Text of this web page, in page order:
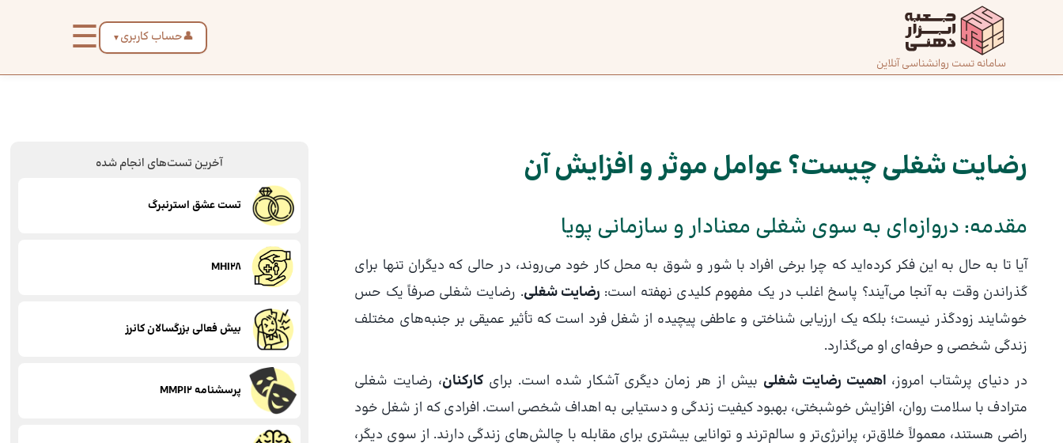
سامانه تست روانشناسی آنلاین
👤حساب کاربری ▼
☰
صفحه
ما
با ما
دسته‌بندی
تست‌ها
رضایت شغلی چیست؟ عوامل موثر و افزایش آن
مقدمه: دروازه‌ای به سوی شغلی معنادار و سازمانی پویا
آیا تا به حال به این فکر کرده‌اید که چرا برخی افراد با شور و شوق به محل کار خود می‌روند، در حالی که دیگران تنها برای
گذراندن وقت به آنجا می‌آیند؟ پاسخ اغلب در یک مفهوم کلیدی نهفته است: رضایت شغلی. رضایت شغلی صرفاً یک حس
خوشایند زودگذر نیست؛ بلکه یک ارزیابی شناختی و عاطفی پیچیده از شغل فرد است که تأثیر عمیقی بر جنبه‌های مختلف
زندگی شخصی و حرفه‌ای او می‌گذارد.
در دنیای پرشتاب امروز، اهمیت رضایت شغلی بیش از هر زمان دیگری آشکار شده است. برایکارکنان، رضایت شغلی
مترادف با سلامت روان، افزایش خوشبختی، بهبود کیفیت زندگی و دستیابی به اهداف شخصی است. افرادی که از شغل خود
راضی هستند، معمولاً خلاق‌تر، پرانرژی‌تر و سالم‌ترند و توانایی بیشتری برای مقابله با چالش‌های زندگی دارند. از سوی دیگر،
پیمایش
آخرین تست‌های انجام شده
تست عشق استرنبرگ
MHI28
بیش فعالی بزرگسالان کانرز
پرسشنامه MMPI2